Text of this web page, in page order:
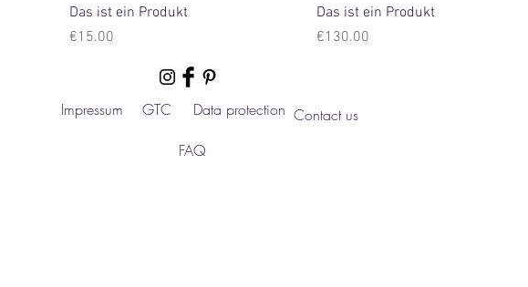
Das ist ein Produkt
Price
€15.00
Das ist ein Produkt
Price
€130.00
Impressum GTC Data protection Contact us
FAQ